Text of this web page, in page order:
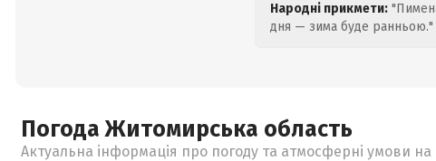
Народні прикмети:
дня — зима буде ранньою."
Погода Житомирська область
Актуальна інформація про погоду та атмосферні умови на